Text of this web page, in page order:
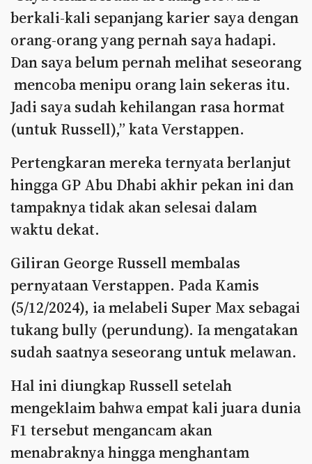
berkali-kali sepanjang karier saya dengan
orang-orang yang pernah saya hadapi.
Dan saya belum pernah melihat seseorang
mencoba menipu orang lain sekeras itu.
Jadi saya sudah kehilangan rasa hormat
(untuk Russell),” kata Verstappen.
Pertengkaran mereka ternyata berlanjut
hingga GP Abu Dhabi akhir pekan ini dan
tampaknya tidak akan selesai dalam
waktu dekat.
Giliran George Russell membalas
pernyataan Verstappen. Pada Kamis
(5/12/2024), ia melabeli Super Max sebagai
tukang bully (perundung). Ia mengatakan
sudah saatnya seseorang untuk melawan.
Hal ini diungkap Russell setelah
mengeklaim bahwa empat kali juara dunia
F1 tersebut mengancam akan
menabraknya hingga menghantam